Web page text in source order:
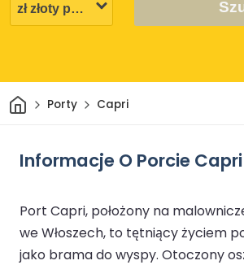
DomPorty Capri
Informacje O Porcie Capri
Port Capri, położony na
we Włoszech, to tętniący życiem
jako brama do wyspy. Otoczony